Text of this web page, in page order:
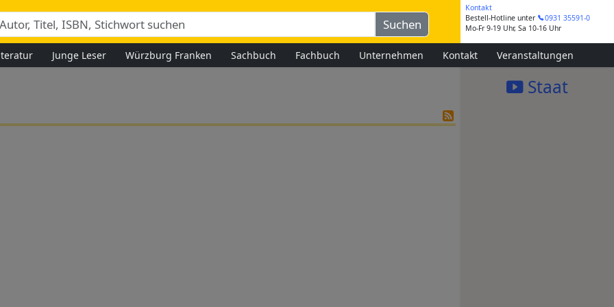
Kontakt
Bestell-Hotline unter
0931 35591-0
Mo-Fr 9-19 Uhr, Sa 10-16 Uhr
Junge Leser Würzburg Franken Sachbuch Fachbuch Unternehmen Kontakt Veranstaltungen
Staat